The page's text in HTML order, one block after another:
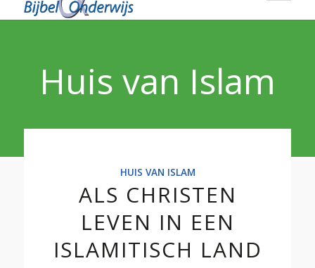
Huis van Islam
HUIS VAN ISLAM
ALS CHRISTEN
LEVEN IN EEN
ISLAMITISCH LAND